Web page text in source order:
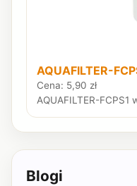
AQUAFILTER-
Cena: 5,90 zł
AQUAFILTER-FCPS1
Blogi